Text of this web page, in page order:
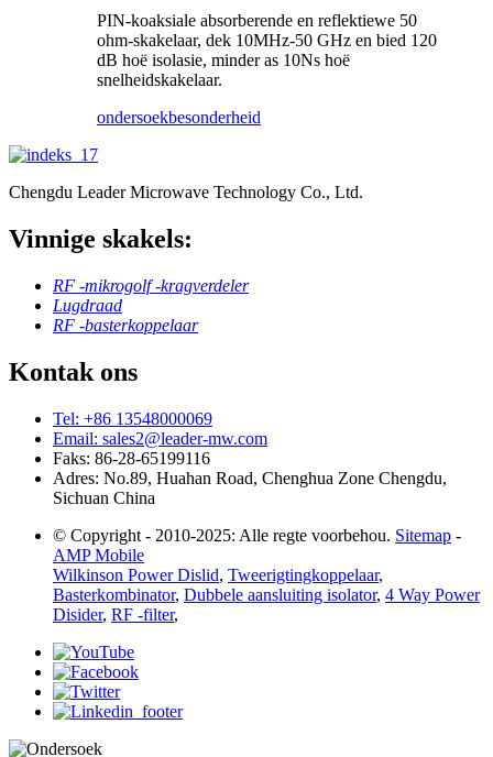
PIN-koaksiale absorberende en reflektiewe 50
ohm-skakelaar, dek 10MHz-50 GHz en bied 120
dB hoë isolasie, minder as 10Ns hoë
snelheidskakelaar.
ondersoekbesonderheid
Chengdu Leader Microwave Technology Co., Ltd.
Vinnige skakels:
RF -mikrogolf -kragverdeler
Lugdraad
RF -basterkoppelaar
Kontak ons
Tel: +86 13548000069
Email: sales2@leader-mw.com
Faks: 86-28-65199116
Adres: No.89, Huahan Road, Chenghua Zone Chengdu,
Sichuan China
© Copyright - 2010-2025: Alle regte voorbehou. Sitemap -
AMP Mobile
Wilkinson Power Dislid, Tweerigtingkoppelaar,
Basterkombinator, Dubbele aansluiting isolator, 4 Way Power
Disider, RF -filter,